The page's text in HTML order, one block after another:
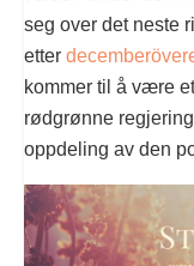
seg over det neste
etter
kommer til å være
rødgrønne
oppdeling av den